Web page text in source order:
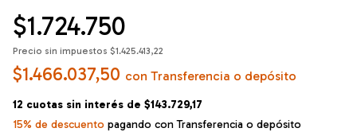
$1.724.750
Precio sin impuestos $1.425.413,22
$1.466.037,50 con Transferencia o depósito
12 cuotas sin interés de $143.729,17
15% de descuento pagando con Transferencia o depósito